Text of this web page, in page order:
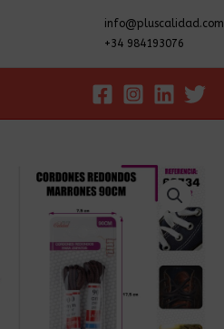
info@pluscalidad.com
+34 984193076